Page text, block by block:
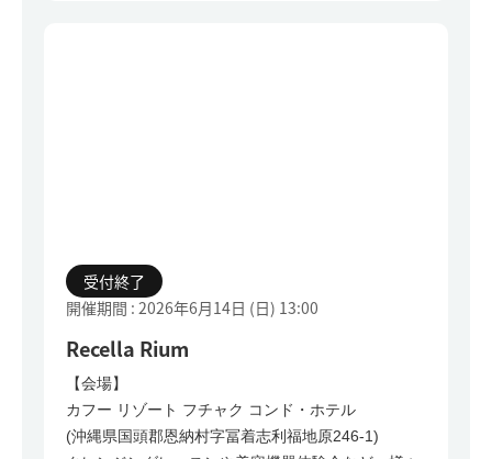
受付終了
開催期間 : 2026年6月14日 (日) 13:00
Recella Rium
【会場】
カフー リゾート フチャク コンド・ホテル
(沖縄県国頭郡恩納村字冨着志利福地原246-1)